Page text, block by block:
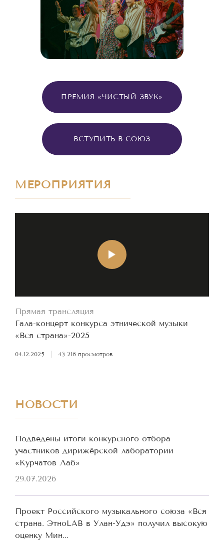
ПРЕМИЯ «ЧИСТЫЙ ЗВУК»
ВСТУПИТЬ В СОЮЗ
МЕРОПРИЯТИЯ
Прямая трансляция
Гала-концерт конкурса этнической музыки
«Вся страна»-2025
04.12.2025 43 216 просмотров
НОВОСТИ
Подведены итоги конкурсного отбора
участников дирижёрской лаборатории
«Курчатов Лаб»
29.07.2026
Проект Российского музыкального союза «Вся
страна. ЭтноLAB в Улан-Удэ» получил высокую
оценку Мин...